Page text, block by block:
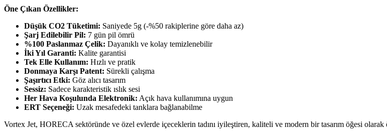
Öne Çıkan Özellikler:
Düşük CO2 Tüketimi: Saniyede 5g (-%50 rakiplerine göre daha az)
Şarj Edilebilir Pil: 7 gün pil ömrü
%100 Paslanmaz Çelik: Dayanıklı ve kolay temizlenebilir
İki Yıl Garanti: Kalite garantisi
Tek Elle Kullanım: Hızlı ve pratik
Donmaya Karşı Patent: Sürekli çalışma
Şaşırtıcı Etki: Göz alıcı tasarım
Sessiz: Sadece karakteristik ıslık sesi
Her Hava Koşulunda Elektronik: Açık hava kullanımına uygun
ERT Seçeneği: Uzak mesafedeki tanklara bağlanabilme
Vortex Jet, HORECA sektöründe ve özel evlerde içeceklerin tadını iyileştiren, kaliteli ve modern bir tasarım öğesi olarak